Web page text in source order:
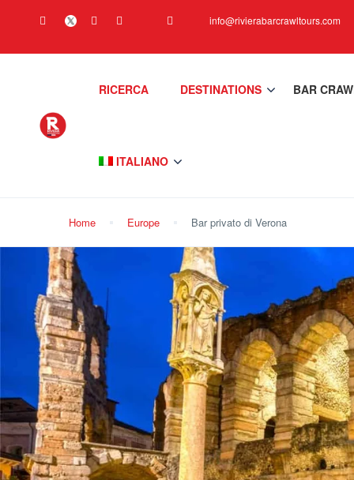
info@rivierabarcrawltours.com
RICERCA DESTINATIONS BAR
ITALIANO
Home Europe Bar privato di Verona